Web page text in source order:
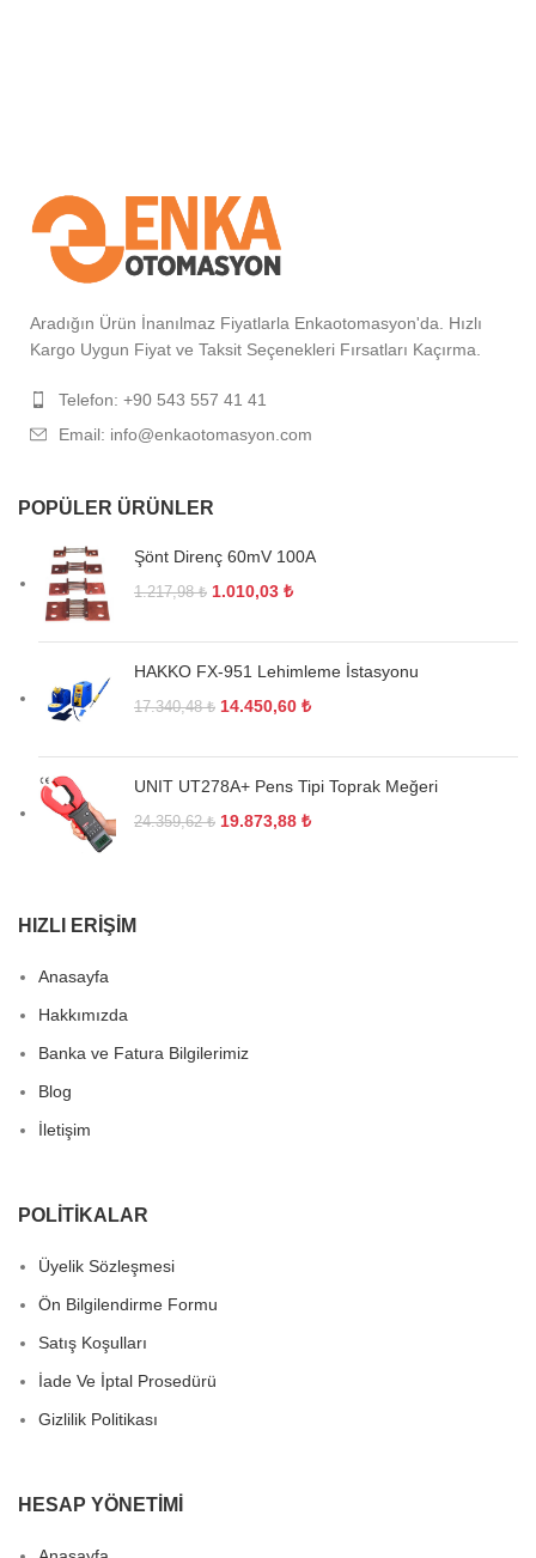
Aradığın Ürün İnanılmaz Fiyatlarla Enkaotomasyon'da. Hızlı
Kargo Uygun Fiyat ve Taksit Seçenekleri Fırsatları Kaçırma.
Telefon: +90 543 557 41 41
Email: info@enkaotomasyon.com
POPÜLER ÜRÜNLER
Şönt Direnç 60mV 100A
1.217,98₺ 1.010,03 ₺
HAKKO FX-951 Lehimleme İstasyonu
17.340,48₺ 14.450,60 ₺
UNIT UT278A+ Pens Tipi Toprak Meğeri
24.359,62₺ 19.873,88 ₺
HIZLI ERIŞIM
Anasayfa
Hakkımızda
Banka ve Fatura Bilgilerimiz
Blog
İletişim
POLITIKALAR
Üyelik Sözleşmesi
Ön Bilgilendirme Formu
Satış Koşulları
İade Ve İptal Prosedürü
Gizlilik Politikası
HESAP YÖNETIMI